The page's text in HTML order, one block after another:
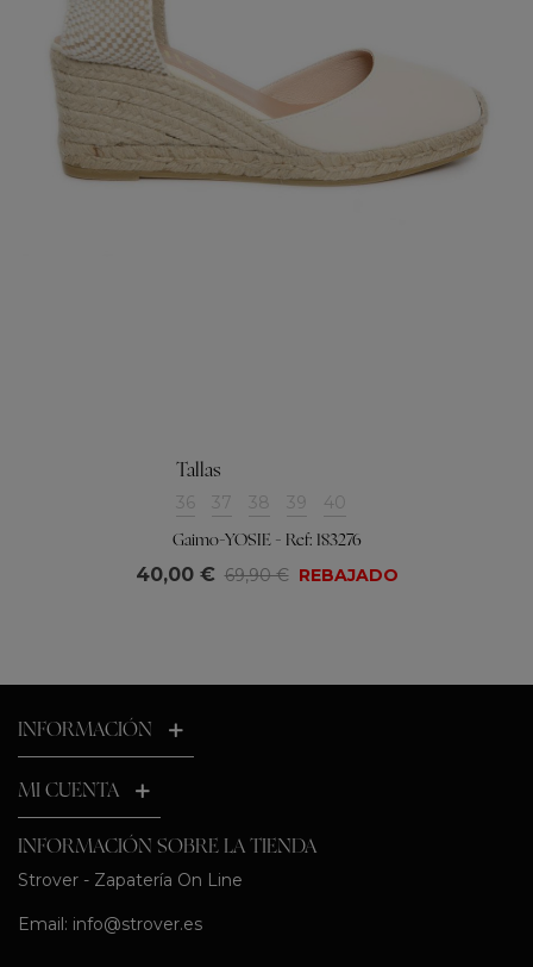
Tallas
36 37 38 39 40
Gaimo-YOSIE - Ref: 183276
40,00 € 69,90 € REBAJADO
INFORMACIÓN
MI CUENTA
INFORMACIÓN SOBRE LA TIENDA
Strover - Zapatería On Line
Email: info@strover.es